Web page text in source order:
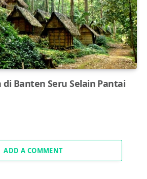
di Banten Seru Selain Pantai
ADD A COMMENT